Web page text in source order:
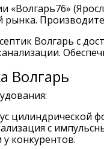
«Волгарь76»
Волгарь с
Волгарь
цилиндрической
с
конкурентов.